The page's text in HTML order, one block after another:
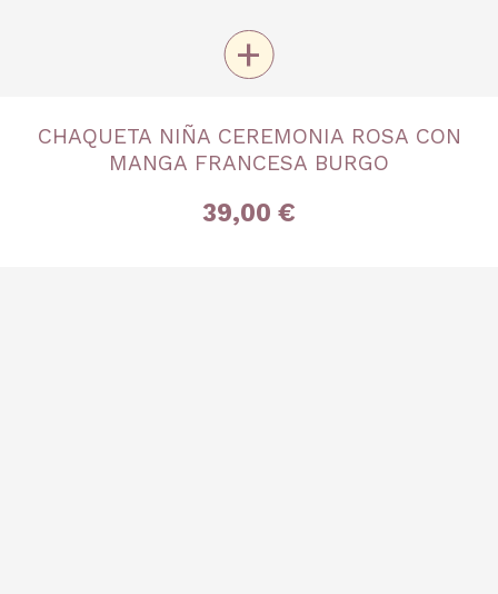
6 años
+
CHAQUETA NIÑA CEREMONIA ROSA CON
MANGA FRANCESA BURGO
39,00 €